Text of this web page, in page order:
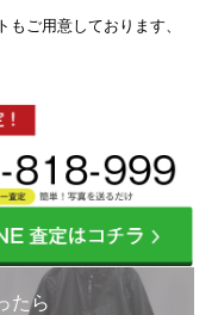
ご用意しております、
たら